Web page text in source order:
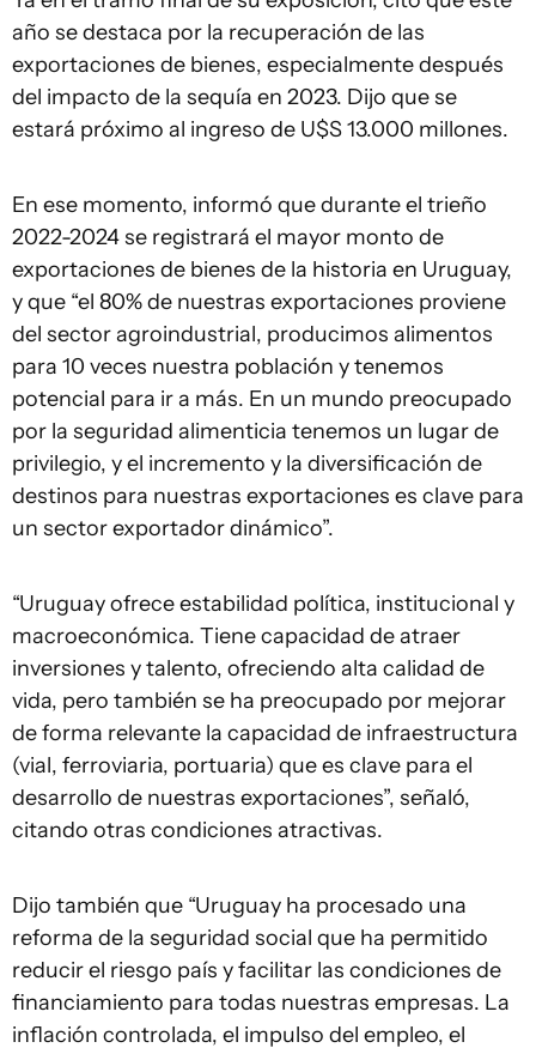
año se destaca por la recuperación de las
exportaciones de bienes, especialmente después
del impacto de la sequía en 2023. Dijo que se
estará próximo al ingreso de U$S 13.000 millones.
En ese momento, informó que durante el trieño
2022-2024 se registrará el mayor monto de
exportaciones de bienes de la historia en Uruguay,
y que “el 80% de nuestras exportaciones proviene
del sector agroindustrial, producimos alimentos
para 10 veces nuestra población y tenemos
potencial para ir a más. En un mundo preocupado
por la seguridad alimenticia tenemos un lugar de
privilegio, y el incremento y la diversificación de
destinos para nuestras exportaciones es clave para
un sector exportador dinámico”.
“Uruguay ofrece estabilidad política, institucional y
macroeconómica. Tiene capacidad de atraer
inversiones y talento, ofreciendo alta calidad de
vida, pero también se ha preocupado por mejorar
de forma relevante la capacidad de infraestructura
(vial, ferroviaria, portuaria) que es clave para el
desarrollo de nuestras exportaciones”, señaló,
citando otras condiciones atractivas.
Dijo también que “Uruguay ha procesado una
reforma de la seguridad social que ha permitido
reducir el riesgo país y facilitar las condiciones de
financiamiento para todas nuestras empresas. La
inflación controlada, el impulso del empleo, el